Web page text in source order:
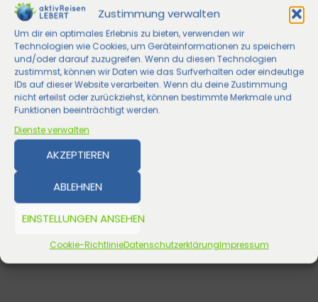
Zustimmung verwalten
Um dir ein optimales Erlebnis zu bieten, verwenden wir
Technologien wie Cookies, um Geräteinformationen zu speichern
und/oder darauf zuzugreifen. Wenn du diesen Technologien
zustimmst, können wir Daten wie das Surfverhalten oder eindeutige
IDs auf dieser Website verarbeiten. Wenn du deine Zustimmung
nicht erteilst oder zurückziehst, können bestimmte Merkmale und
Funktionen beeinträchtigt werden.
Dienste verwalten
AKZEPTIEREN
ABLEHNEN
EINSTELLUNGEN ANSEHEN
Cookie-RichtlinieDatenschutzerklärungImpressum